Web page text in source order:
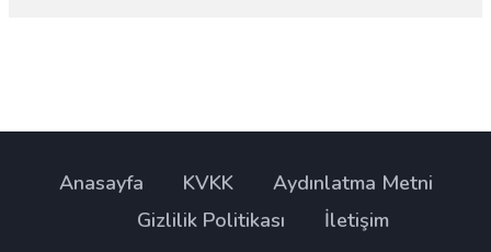
Anasayfa KVKK
Aydınlatma Metni
Gizlilik Politikası
İletişim